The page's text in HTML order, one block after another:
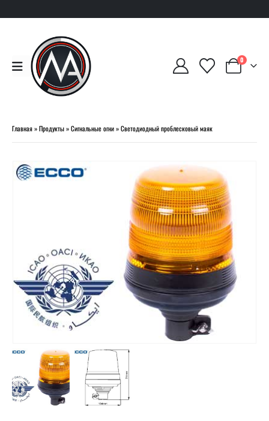
0
Главная»Продукты»Сигнальные огни»Светодиодный проблесковый маяк